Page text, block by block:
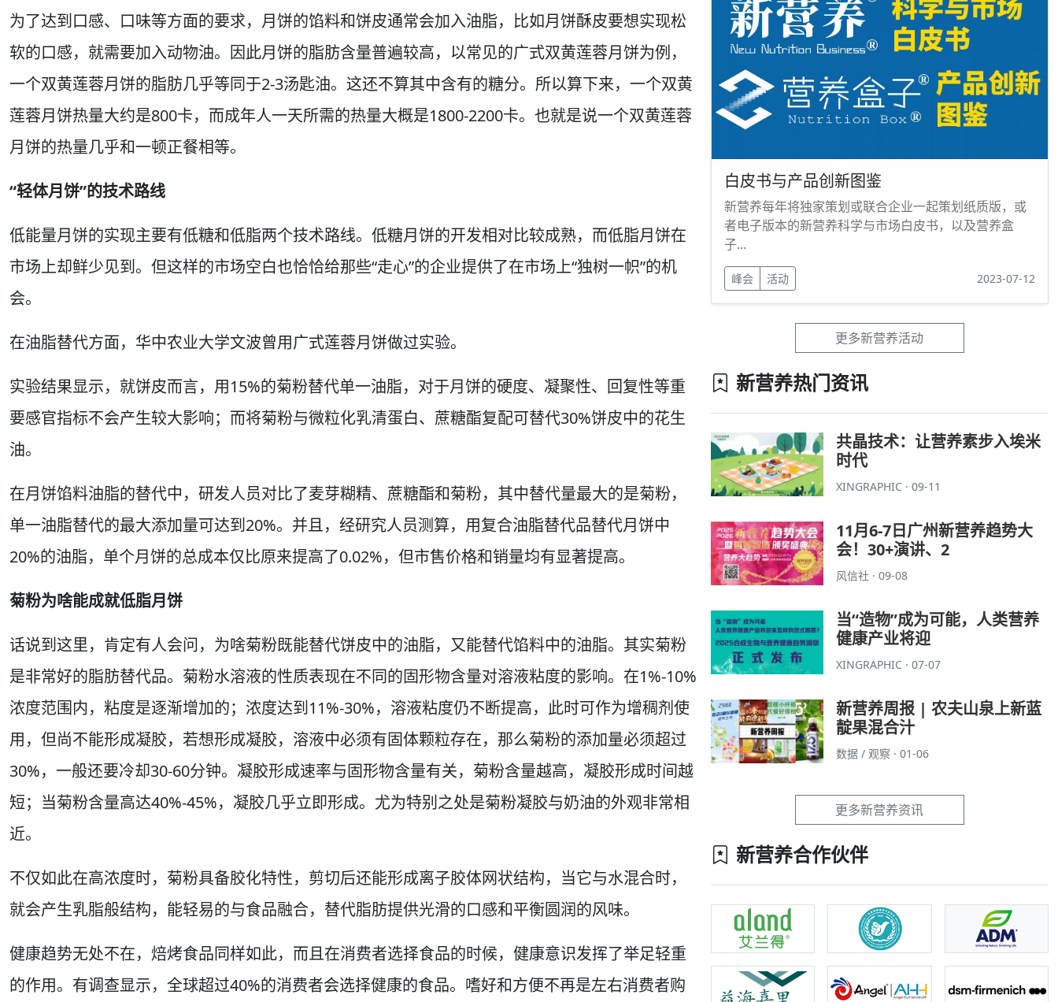
为了达到口感、口味等方面的要求，月饼的馅料和饼皮通常会加入油脂，比如月饼酥皮要想实现松
软的口感，就需要加入动物油。因此月饼的脂肪含量普遍较高，以常见的广式双黄莲蓉月饼为例，
一个双黄莲蓉月饼的脂肪几乎等同于2-3汤匙油。这还不算其中含有的糖分。所以算下来，一个双黄
莲蓉月饼热量大约是800卡，而成年人一天所需的热量大概是1800-2200卡。也就是说一个双黄莲蓉
月饼的热量几乎和一顿正餐相等。
“轻体月饼”的技术路线
低能量月饼的实现主要有低糖和低脂两个技术路线。低糖月饼的开发相对比较成熟，而低脂月饼在
市场上却鲜少见到。但这样的市场空白也恰恰给那些“走心”的企业提供了在市场上“独树一帜”的机
会。
在油脂替代方面，华中农业大学文波曾用广式莲蓉月饼做过实验。
实验结果显示，就饼皮而言，用15%的菊粉替代单一油脂，对于月饼的硬度、凝聚性、回复性等重
要感官指标不会产生较大影响；而将菊粉与微粒化乳清蛋白、蔗糖酯复配可替代30%饼皮中的花生
油。
在月饼馅料油脂的替代中，研发人员对比了麦芽糊精、蔗糖酯和菊粉，其中替代量最大的是菊粉，
单一油脂替代的最大添加量可达到20%。并且，经研究人员测算，用复合油脂替代品替代月饼中
20%的油脂，单个月饼的总成本仅比原来提高了0.02%，但市售价格和销量均有显著提高。
菊粉为啥能成就低脂月饼
话说到这里，肯定有人会问，为啥菊粉既能替代饼皮中的油脂，又能替代馅料中的油脂。其实菊粉
是非常好的脂肪替代品。菊粉水溶液的性质表现在不同的固形物含量对溶液粘度的影响。在1%-10%
浓度范围内，粘度是逐渐增加的；浓度达到11%-30%，溶液粘度仍不断提高，此时可作为增稠剂使
用，但尚不能形成凝胶，若想形成凝胶，溶液中必须有固体颗粒存在，那么菊粉的添加量必须超过
30%，一般还要冷却30-60分钟。凝胶形成速率与固形物含量有关，菊粉含量越高，凝胶形成时间越
短；当菊粉含量高达40%-45%，凝胶几乎立即形成。尤为特别之处是菊粉凝胶与奶油的外观非常相
近。
不仅如此在高浓度时，菊粉具备胶化特性，剪切后还能形成离子胶体网状结构，当它与水混合时，
就会产生乳脂般结构，能轻易的与食品融合，替代脂肪提供光滑的口感和平衡圆润的风味。
健康趋势无处不在，焙烤食品同样如此，而且在消费者选择食品的时候，健康意识发挥了举足轻重
的作用。有调查显示，全球超过40%的消费者会选择健康的食品。嗜好和方便不再是左右消费者购
白皮书与产品创新图鉴
新营养每年将独家策划或联合企业一起策划纸质版，或
者电子版本的新营养科学与市场白皮书，以及营养盒
子...
峰会 活动 2023-07-12
更多新营养活动
新营养热门资讯
共晶技术：让营养素步入埃米
时代
XINGRAPHIC · 09-11
11月6-7日广州新营养趋势大
会！30+演讲、2
风信社 · 09-08
当“造物”成为可能，人类营养
健康产业将迎
XINGRAPHIC · 07-07
新营养周报 | 农夫山泉上新蓝
靛果混合汁
数据 / 观察 · 01-06
更多新营养资讯
新营养合作伙伴